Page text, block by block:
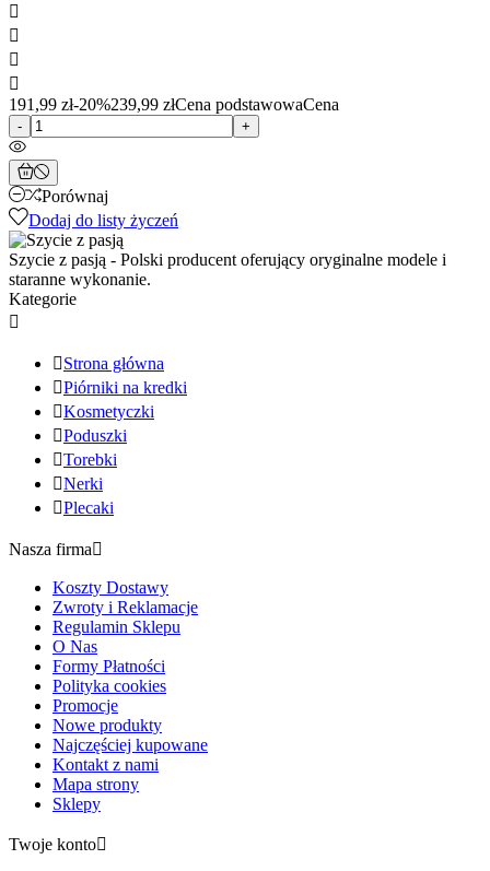




191,99 zł-20%239,99 złCena podstawowaCena
- +
Porównaj
Dodaj do listy życzeń
Szycie z pasją - Polski producent oferujący oryginalne modele i
staranne wykonanie.
Kategorie

Strona główna
Piórniki na kredki
Kosmetyczki
Poduszki
Torebki
Nerki
Plecaki
Nasza firma
Koszty Dostawy
Zwroty i Reklamacje
Regulamin Sklepu
O Nas
Formy Płatności
Polityka cookies
Promocje
Nowe produkty
Najczęściej kupowane
Kontakt z nami
Mapa strony
Sklepy
Twoje konto